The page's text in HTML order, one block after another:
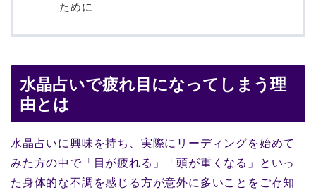
ために
水晶占いで疲れ目になってしまう理
由とは
水晶占いに興味を持ち、実際にリーディングを始めて
みた方の中で「目が疲れる」「頭が重くなる」といっ
た身体的な不調を感じる方が意外に多いことをご存知